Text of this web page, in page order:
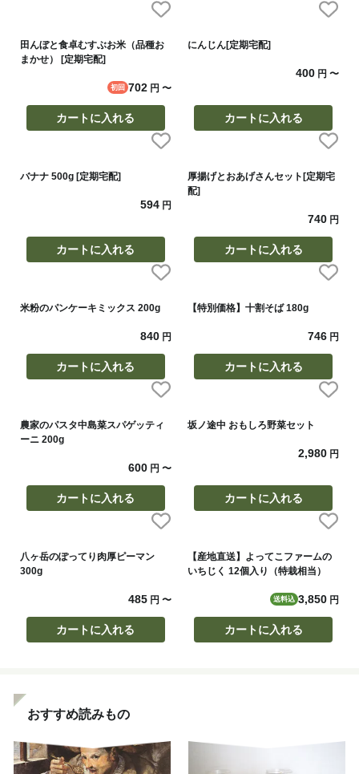
田んぼと食卓むすぶお米（品種お
まかせ） [定期宅配]
初回 702円 〜
カートに入れる
にんじん[定期宅配]
400 円〜
カートに入れる
バナナ 500g [定期宅配]
594円
カートに入れる
厚揚げとおあげさんセット[定期宅
配]
740 円
カートに入れる
米粉のパンケーキミックス 200g
840円
カートに入れる
【特別価格】十割そば 180g
746 円
カートに入れる
農家のパスタ中島菜スパゲッティ
ーニ 200g
600円 〜
カートに入れる
坂ノ途中 おもしろ野菜セット
2,980 円
カートに入れる
八ヶ岳のぽってり肉厚ピーマン
300g
485円 〜
カートに入れる
【産地直送】よってこファームの
いちじく 12個入り（特栽相当）
送料込 3,850 円
カートに入れる
おすすめ読みもの